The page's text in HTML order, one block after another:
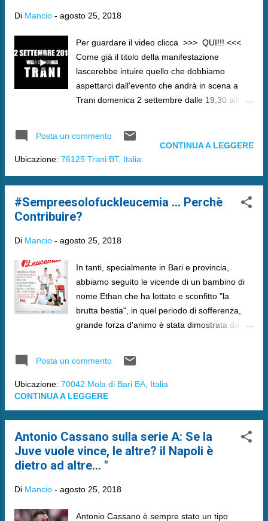
Di Mancio - agosto 25, 2018
Per guardare il video clicca >>> QUI!!! <<<
Come già il titolo della manifestazione
lascerebbe intuire quello che dobbiamo
aspettarci dall'evento che andrà in scena a
Trani domenica 2 settembre dalle 19,30 alle
Posta un commento
Ubicazione: 76125 Trani BT, Italia
CONTINUA A LEGGERE
#Sempreesolofuckleucemia ... Perchè
Contribuire?
Di Mancio - agosto 25, 2018
In tanti, specialmente in Bari e provincia,
abbiamo seguito le vicende di un bambino di
nome Ethan che ha lottato e sconfitto "la
brutta bestia", in quel periodo di sofferenza,
grande forza d'animo è stata dimostrata dai
diventata via via sempre più grande.
Posta un commento
Ubicazione: 70042 Mola di Bari BA, Italia
CONTINUA A LEGGERE
Antonio Cassano sulla serie A: Se la
Juve vuole vince, le altre? il Napoli è
dietro ad altre... "
Di Mancio - agosto 25, 2018
Antonio Cassano è sempre stato un tipo